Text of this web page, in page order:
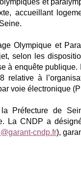
et
accueillant
Olympique et
selon les
à enquête
relative à
voie électronique
Préfecture de
La CNDP a
cndp.fr),